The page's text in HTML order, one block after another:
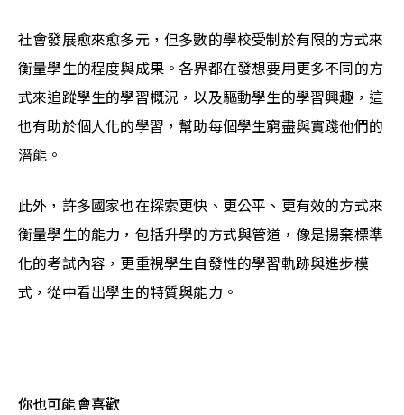
社會發展愈來愈多元，但多數的學校受制於有限的方式來
衡量學生的程度與成果。各界都在發想要用更多不同的方
式來追蹤學生的學習概況，以及驅動學生的學習興趣，這
也有助於個人化的學習，幫助每個學生窮盡與實踐他們的
潛能。
此外，許多國家也在探索更快、更公平、更有效的方式來
衡量學生的能力，包括升學的方式與管道，像是揚棄標準
化的考試內容，更重視學生自發性的學習軌跡與進步模
式，從中看出學生的特質與能力。
你也可能會喜歡